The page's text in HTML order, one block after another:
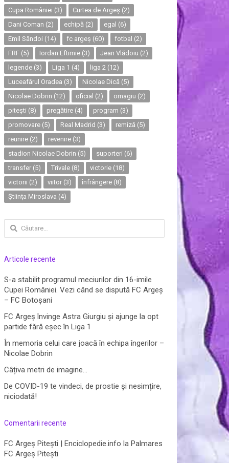
Cupa României (3) Curtea de Argeș (2)
Dani Coman (2) echipă (2) egal (6)
Emil Săndoi (14) fc argeș (60) fotbal (2)
FRF (5) Iordan Eftimie (3) Jean Vlădoiu (2)
legende (3) Liga 1 (4) liga 2 (12)
Luceafărul Oradea (3) Nicolae Dică (5)
Nicolae Dobrin (12) oficial (2) omagiu (2)
pitești (8) pregătire (4) program (3)
promovare (5) Real Madrid (3) remiză (5)
reunire (2) revenire (3)
stadion Nicolae Dobrin (5) suporteri (6)
transfer (5) Trivale (8) victorie (18)
victorii (2) viitor (3) înfrângere (8)
Știința Miroslava (4)
Caută
după:
Articole recente
S-a stabilit programul meciurilor din 16-imile
Cupei României. Vezi când se dispută FC Argeș
– FC Botoșani
FC Argeș învinge Astra Giurgiu și ajunge la opt
partide fără eșec în Liga 1
În memoria celui care joacă în echipa îngerilor –
Nicolae Dobrin
Câțiva metri de imagine…
De COVID-19 te vindeci, de prostie și nesimțire,
niciodată!
Comentarii recente
FC Argeș Pitești | Enciclopedie.info laPalmares
FC Argeș Pitești